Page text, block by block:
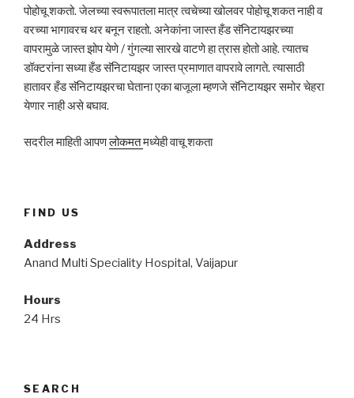
पोहोचू शकतो. जेलच्या स्वरूपातला मात्र त्वचेच्या खोलवर पोहोचू शकत नाही व
वरच्या भागावरच थर बनून राहतो. अनेकांना जास्त हँड सॅनिटायझरच्या
वापरामुळे जास्त झोप येणे / गुंगल्या सारखे वाटणे हा त्रास होतो आहे. त्यातच
डॉक्टरांना सध्या हँड सॅनिटायझर जास्त प्रमाणात वापरावे लागते. त्यासाठी
हातावर हँड सॅनिटायझरचा घेताना एका बाजूला म्हणजे सॅनिटायझर समोर चेहरा
येणार नाही असे बघाव.
सदरील माहिती आपणलोकमतमध्येही वाचू शकता
FIND US
Address
Anand Multi Speciality Hospital, Vaijapur
Hours
24 Hrs
SEARCH